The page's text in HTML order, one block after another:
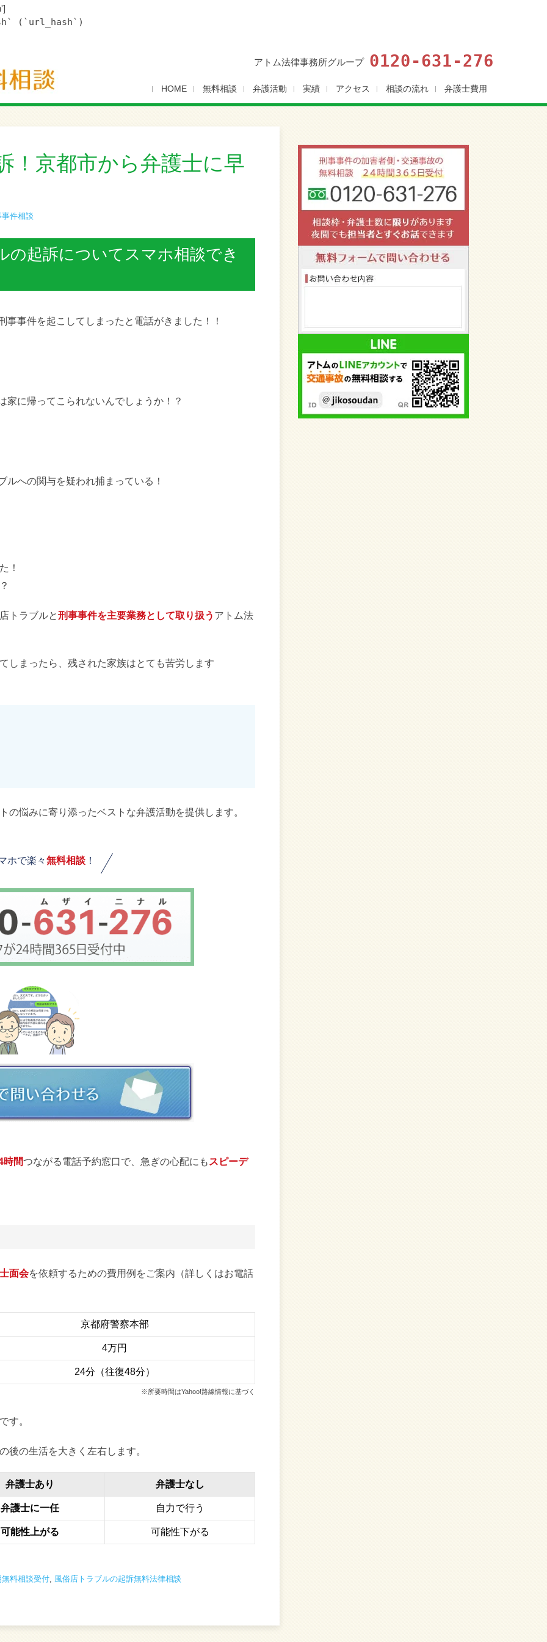
(`url_hash`)
アトム法律事務所グループ 0120-631-276
HOME 無料相談 弁護活動 実績 アクセス 相談の流れ 弁護士費用
！京都市から弁護士に早
件相談
の起訴についてスマホ相談でき
事事件を起こしてしまったと電話がきました！！
家に帰ってこられないんでしょうか！？
ルへの関与を疑われ捕まっている！
！
トラブルと刑事事件を主要業務として取り扱う アトム法
しまったら、残された家族はとても苦労します
悩みに寄り添ったベストな弁護活動を提供します。
ホで楽々無料相談 ！
時間つながる電話予約窓口で、急ぎの心配にも スピーデ
面会を依頼するための費用例をご案内（詳しくはお電話
京都府警察本部
4万円
24分（往復48分）
※所要時間はYahoo!路線情報に基づく
です。
後の生活を大きく左右します。
弁護士あり 弁護士なし
弁護士に一任 自力で行う
可能性上がる 可能性下がる
料相談受付 風俗店トラブルの起訴無料法律相談